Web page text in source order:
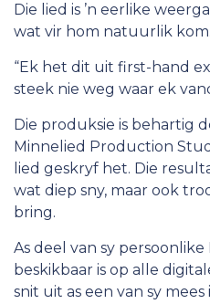
Die lied is ’n eerlike
wat vir hom natuurlik kom.
“Ek het dit uit first-hand
steek nie weg waar ek
Die produksie is behartig
Minnelied Production
lied geskryf het. Die
wat diep sny, maar ook
bring.
As deel van sy persoonlike
beskikbaar is op alle
snit uit as een van sy